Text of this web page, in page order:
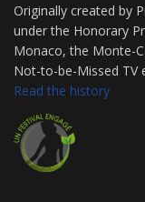
Originally created by
under the Honorary
Monaco, the Monte-
Not-to-be-Missed TV
Read the history